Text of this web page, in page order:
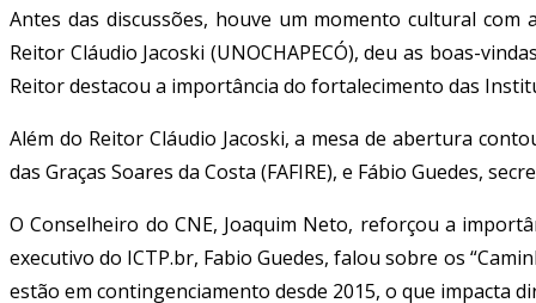
Antes das discussões, houve um momento cultural com
Reitor Cláudio Jacoski (UNOCHAPECÓ), deu as boas-
Reitor destacou a importância do fortalecimento das
Além do Reitor Cláudio Jacoski, a mesa de abertura
das Graças Soares da Costa (FAFIRE), e Fábio Guedes,
O Conselheiro do CNE, Joaquim Neto, reforçou a
executivo do ICTP.br, Fabio Guedes, falou sobre os
estão em contingenciamento desde 2015, o que impacta